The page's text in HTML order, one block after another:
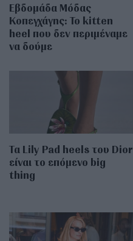
Εβδομάδα Μόδας
Κοπεγχάγης: Το kitten
heel που δεν περιμέναμε
να δούμε
Τα Lily Pad heels του Dior
είναι το επόμενο big
thing